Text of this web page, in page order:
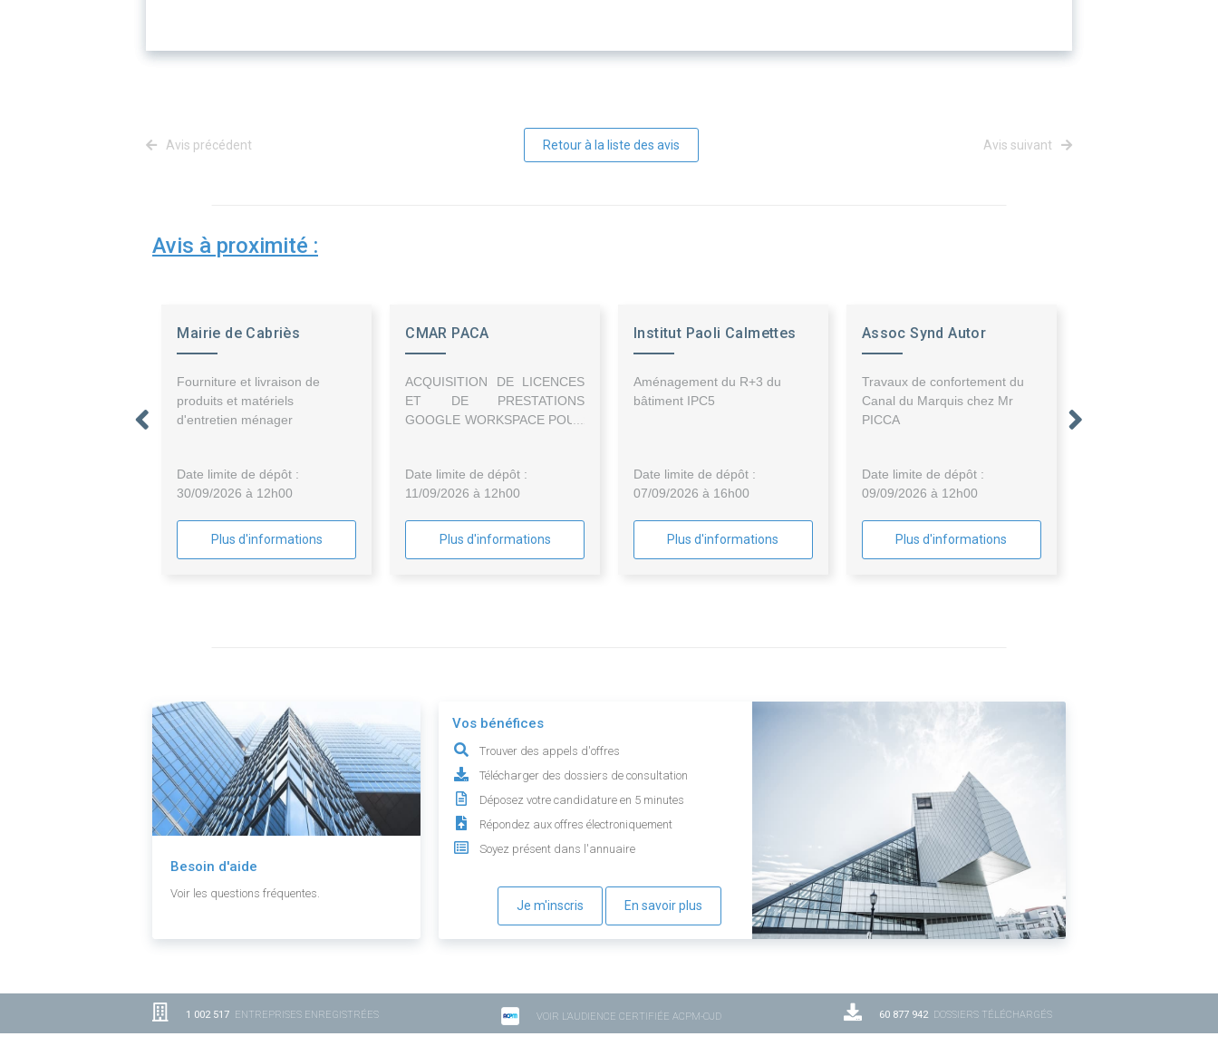
Avis précédent Retour à la liste des avis Avis suivant
Avis à proximité :
Mairie de Cabriès
Fourniture et livraison de
produits et matériels
d'entretien ménager
Date limite de dépôt :
30/09/2026 à 12h00
Plus d'informations
CMAR PACA
ACQUISITION DE LICENCES
ET DE PRESTATIONS
GOOGLE WORKSPACE POUR
Date limite de dépôt :
11/09/2026 à 12h00
Plus d'informations
Institut Paoli Calmettes
Aménagement du R+3 du
bâtiment IPC5
Date limite de dépôt :
07/09/2026 à 16h00
Plus d'informations
Assoc Synd Autor
Travaux de confortement du
Canal du Marquis chez Mr
PICCA
Date limite de dépôt :
09/09/2026 à 12h00
Plus d'informations
Besoin d'aide
Voir les questions fréquentes.
Vos bénéfices
Trouver des appels d'offres
Télécharger des dossiers de consultation
Déposez votre candidature en 5 minutes
Répondez aux offres électroniquement
Soyez présent dans l'annuaire
Je m'inscris En savoir plus
1 002 517 ENTREPRISES ENREGISTRÉES VOIR L'AUDIENCE CERTIFIÉE ACPM-OJD 60 877 942DOSSIERS TÉLÉCHARGÉS